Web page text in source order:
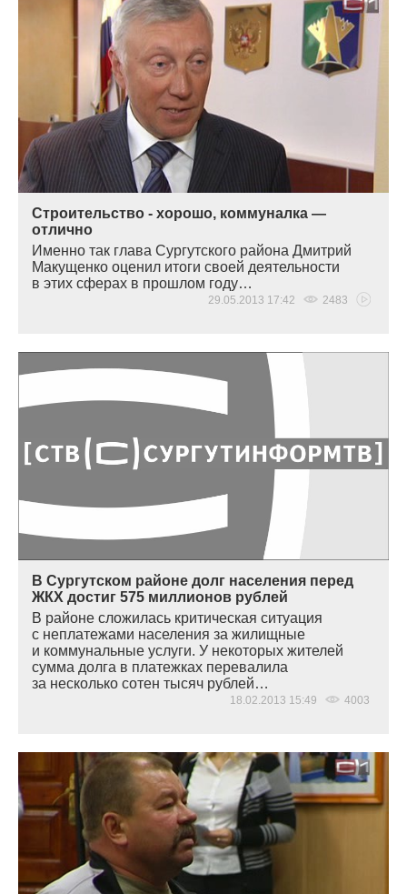
Строительство - хорошо, коммуналка —
отлично
Именно так глава Сургутского района Дмитрий
Макущенко оценил итоги своей деятельности
в этих сферах в прошлом году…
29.05.2013 17:42 2483
В Сургутском районе долг населения перед
ЖКХ достиг 575 миллионов рублей
В районе сложилась критическая ситуация
с неплатежами населения за жилищные
и коммунальные услуги. У некоторых жителей
сумма долга в платежках перевалила
за несколько сотен тысяч рублей…
18.02.2013 15:49 4003